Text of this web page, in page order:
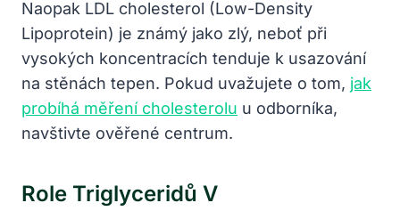
Naopak LDL cholesterol (Low-Density
Lipoprotein) je známý jako zlý, neboť při
vysokých koncentracích tenduje k usazování
na stěnách tepen. Pokud uvažujete o tom, jak
probíhá měření cholesterolu u odborníka,
navštivte ověřené centrum.
Role Triglyceridů V